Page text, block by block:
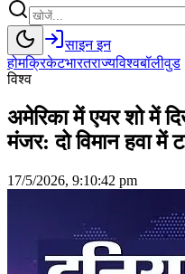
साइन इन
होमक्रिकेटभारतराज्यविश्वबॉलीवुड
विश्व
अमेरिका में एयर शो में
मंजर: दो विमान हवा में
17/5/2026, 9:10:42 pm